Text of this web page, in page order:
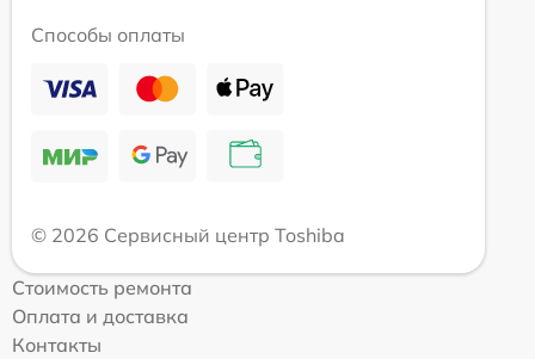
Способы оплаты
© 2026 Сервисный центр Toshiba
Стоимость ремонта
Оплата и доставка
Контакты